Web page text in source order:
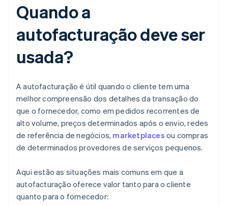
Quando a
autofacturação deve ser
usada?
A autofacturação é útil quando o cliente tem uma
melhor compreensão dos detalhes da transação do
que o fornecedor, como em pedidos recorrentes de
alto volume, preços determinados após o envio, redes
de referência de negócios, marketplaces ou compras
de determinados provedores de serviços pequenos.
Aqui estão as situações mais comuns em que a
autofacturação oferece valor tanto para o cliente
quanto para o fornecedor: